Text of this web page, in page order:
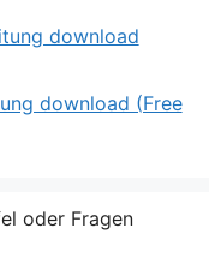
download
download (Free
oder Fragen